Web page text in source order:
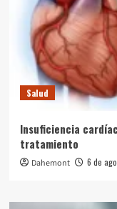
Salud
Insuficiencia
tratamiento
Dahemont 6 de